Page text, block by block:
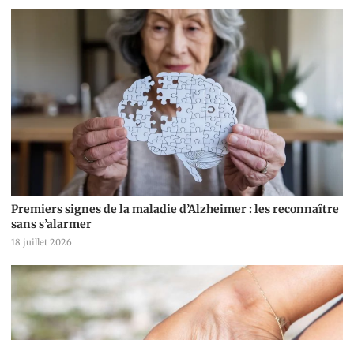
Premiers signes de la maladie d’Alzheimer : les reconnaître
sans s’alarmer
18 juillet 2026